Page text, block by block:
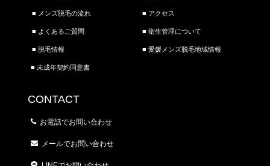
■ メンズ脱毛の流れ ■ アクセス
■ よくあるご質問 ■ 衛生管理について
■ 脱毛情報 ■ 愛媛メンズ脱毛地域情報
■ 未成年契約同意書
CONTACT
お電話でお問い合わせ
メールでお問い合わせ